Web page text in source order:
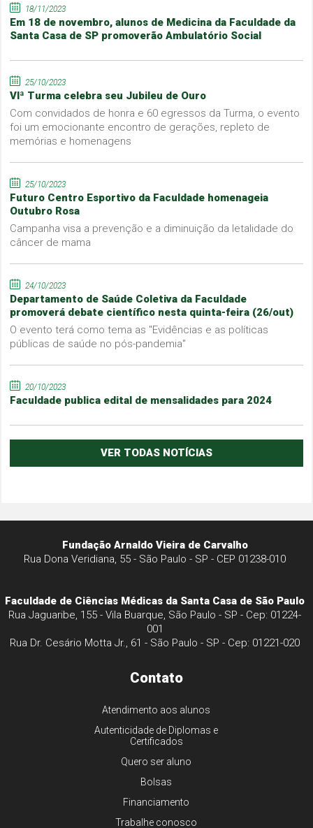
18/11/2023
Em 18 de novembro, alunos de Medicina da Faculdade da
Santa Casa de SP promoverão Ambulatório Social
25/10/2023
VIª Turma celebra seu Jubileu de Ouro
Com convidados de honra e 60 egressos da Turma, o evento
foi um emocionante encontro de gerações, repleto de
memórias e homenagens
25/10/2023
Futuro Centro Esportivo da Faculdade homenageia
Outubro Rosa
Campanha visa a prevenção e a diminuição da letalidade do
câncer de mama
24/10/2023
Departamento de Saúde Coletiva da Faculdade
promoverá debate científico nesta quinta-feira (26/out)
O evento terá como tema as "Evidências e as políticas
públicas de saúde no pós-pandemia"
20/10/2023
Faculdade publica edital de mensalidades para 2024
VER TODAS NOTÍCIAS
Fundação Arnaldo Vieira de Carvalho
Rua Dona Veridiana, 55 - São Paulo - SP - CEP 01238-010
Faculdade de Ciências Médicas da Santa Casa de São Paulo
Rua Jaguaribe, 155 - Vila Buarque, São Paulo - SP - Cep: 01224-
001
Rua Dr. Cesário Motta Jr., 61 - São Paulo - SP - Cep: 01221-020
Contato
Atendimento aos alunos
Autenticidade de Diplomas e
Certificados
Quero ser aluno
Bolsas
Financiamento
Trabalhe conosco